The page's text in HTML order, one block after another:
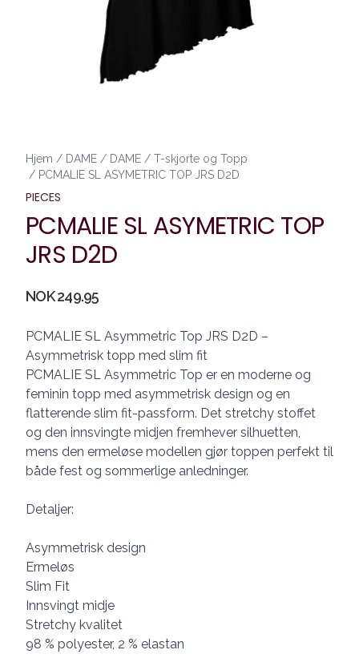
Hjem / DAME / DAME / T-skjorte og Topp
/ PCMALIE SL ASYMETRIC TOP JRS D2D
PIECES
PCMALIE SL ASYMETRIC TOP
JRS D2D
Produktdetaljer
NOK 249.95
Description
PCMALIE SL Asymmetric Top JRS D2D –
Asymmetrisk topp med slim fit
PCMALIE SL Asymmetric Top er en moderne og
feminin topp med asymmetrisk design og en
flatterende slim fit-passform. Det stretchy stoffet
og den innsvingte midjen fremhever silhuetten,
mens den ermeløse modellen gjør toppen perfekt til
både fest og sommerlige anledninger.
Detaljer:
Asymmetrisk design
Ermeløs
Slim Fit
Innsvingt midje
Stretchy kvalitet
98 % polyester, 2 % elastan